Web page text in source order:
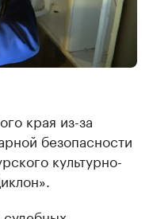
края из-за
безопасности
культурно-